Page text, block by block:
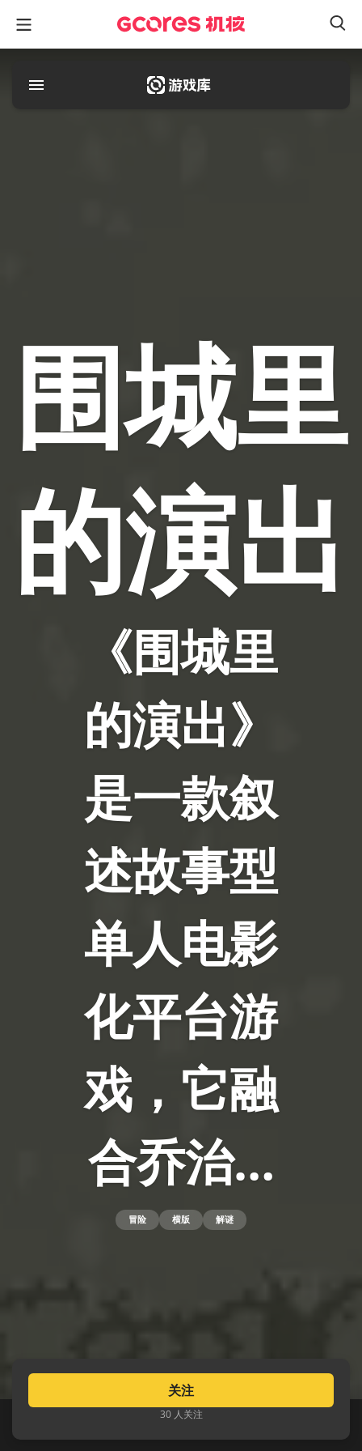
围城里
的演出
《围城里
的演出》
是一款叙
述故事型
单人电影
化平台游
戏，它融
合乔治…
冒险 横版 解谜
关注
30 人关注